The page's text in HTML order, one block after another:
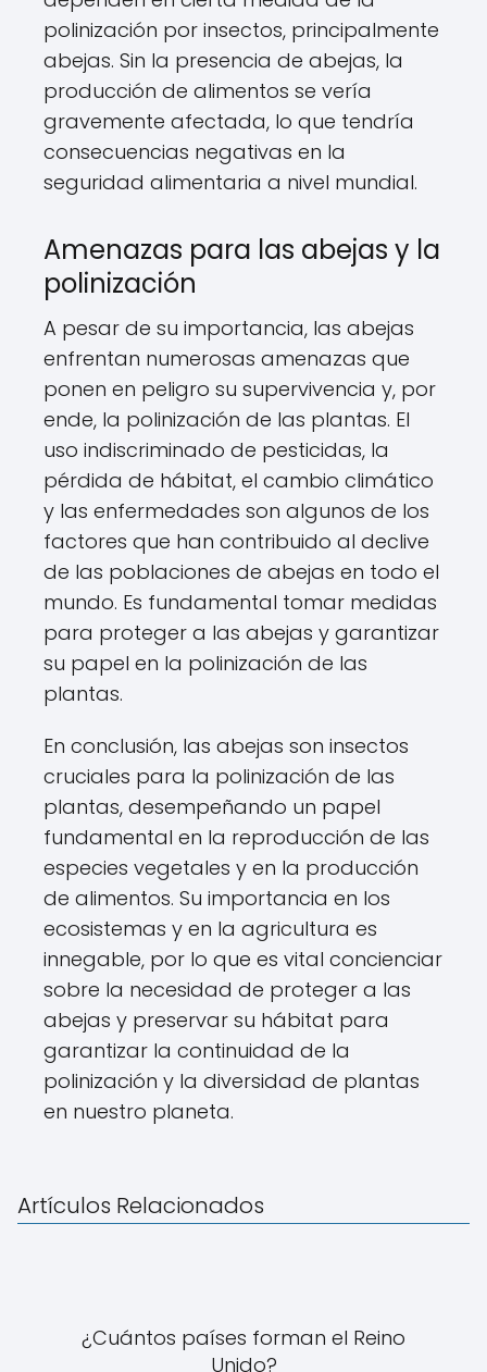
polinización por insectos, principalmente
abejas. Sin la presencia de abejas, la
producción de alimentos se vería
gravemente afectada, lo que tendría
consecuencias negativas en la
seguridad alimentaria a nivel mundial.
Amenazas para las abejas y la
polinización
A pesar de su importancia, las abejas
enfrentan numerosas amenazas que
ponen en peligro su supervivencia y, por
ende, la polinización de las plantas. El
uso indiscriminado de pesticidas, la
pérdida de hábitat, el cambio climático
y las enfermedades son algunos de los
factores que han contribuido al declive
de las poblaciones de abejas en todo el
mundo. Es fundamental tomar medidas
para proteger a las abejas y garantizar
su papel en la polinización de las
plantas.
En conclusión, las abejas son insectos
cruciales para la polinización de las
plantas, desempeñando un papel
fundamental en la reproducción de las
especies vegetales y en la producción
de alimentos. Su importancia en los
ecosistemas y en la agricultura es
innegable, por lo que es vital concienciar
sobre la necesidad de proteger a las
abejas y preservar su hábitat para
garantizar la continuidad de la
polinización y la diversidad de plantas
en nuestro planeta.
Artículos Relacionados
¿Cuántos países forman el Reino
Unido?